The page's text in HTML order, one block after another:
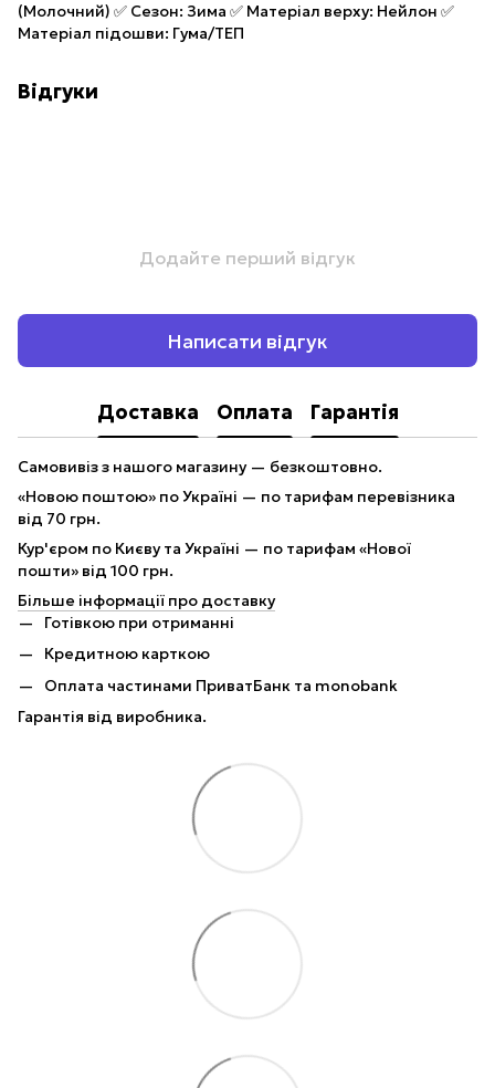
(Молочний) ✅ Сезон: Зима ✅ Матеріал верху: Нейлон ✅
Матеріал підошви: Гума/ТЕП
Відгуки
Додайте перший відгук
Написати відгук
Доставка Оплата Гарантія
Самовивіз з нашого магазину — безкоштовно.
«Новою поштою» по Україні — по тарифам перевізника
від 70 грн.
Кур'єром по Києву та Україні — по тарифам «Нової
пошти» від 100 грн.
Більше інформації про доставку
Готівкою при отриманні
Кредитною карткою
Оплата частинами ПриватБанк та monobank
Гарантія від виробника.